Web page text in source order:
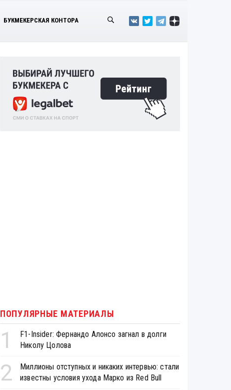
БУКМЕКЕРСКАЯ КОНТОРА
ПОПУЛЯРНЫЕ МАТЕРИАЛЫ
1
F1-Insider: Фернандо Алонсо загнал в долги
Николу Цолова
2
Миллионы отступных и никаких интервью: стали
известны условия ухода Марко из Red Bull